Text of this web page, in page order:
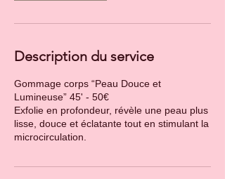
Description du service
Gommage corps “Peau Douce et
Lumineuse” 45' - 50€
Exfolie en profondeur, révèle une peau plus
lisse, douce et éclatante tout en stimulant la